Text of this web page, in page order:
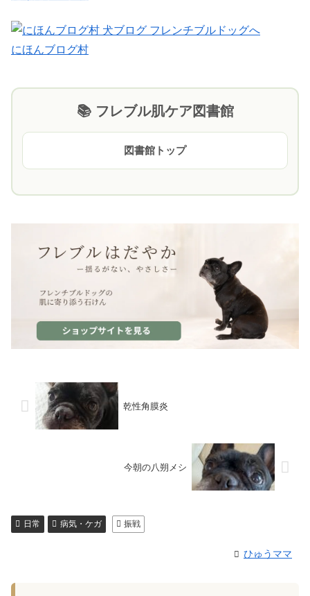
にほんブログ村
📚 フレブル肌ケア図書館
図書館トップ
乾性角膜炎
今朝の八朔メシ
日常 病気・ケガ 振戦
ひゅうママ